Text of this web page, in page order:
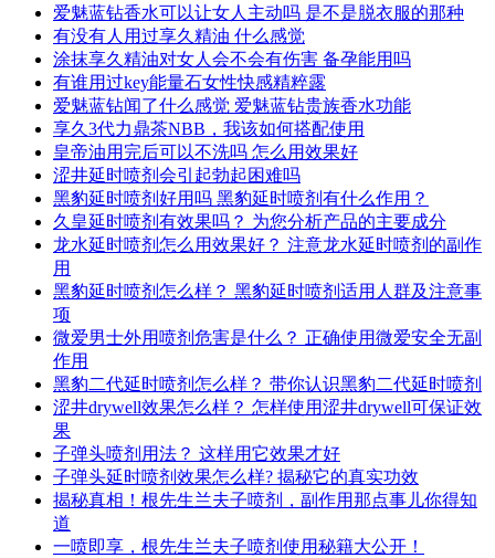
爱魅蓝钻香水可以让女人主动吗 是不是脱衣服的那种
有没有人用过享久精油 什么感觉
涂抹享久精油对女人会不会有伤害 备孕能用吗
有谁用过key能量石女性快感精粹露
爱魅蓝钻闻了什么感觉 爱魅蓝钻贵族香水功能
享久3代力鼎茶NBB，我该如何搭配使用
皇帝油用完后可以不洗吗 怎么用效果好
涩井延时喷剂会引起勃起困难吗
黑豹延时喷剂好用吗 黑豹延时喷剂有什么作用？
久皇延时喷剂有效果吗？ 为您分析产品的主要成分
龙水延时喷剂怎么用效果好？ 注意龙水延时喷剂的副作
用
黑豹延时喷剂怎么样？ 黑豹延时喷剂适用人群及注意事
项
微爱男士外用喷剂危害是什么？ 正确使用微爱安全无副
作用
黑豹二代延时喷剂怎么样？ 带你认识黑豹二代延时喷剂
涩井drywell效果怎么样？ 怎样使用涩井drywell可保证效
果
子弹头喷剂用法？ 这样用它效果才好
子弹头延时喷剂效果怎么样? 揭秘它的真实功效
揭秘真相！根先生兰夫子喷剂，副作用那点事儿你得知
道
一喷即享，根先生兰夫子喷剂使用秘籍大公开！